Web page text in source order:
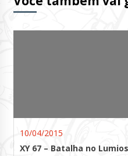
10/04/2015
XY 67 – Batalha no